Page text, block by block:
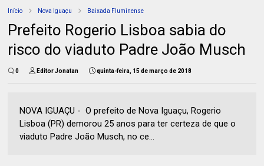
Início Nova Iguaçu Baixada Fluminense
Prefeito Rogerio Lisboa sabia do
risco do viaduto Padre João Musch
0 Editor Jonatan quinta-feira, 15 de março de 2018
NOVA IGUAÇU - O prefeito de Nova Iguaçu, Rogerio
Lisboa (PR) demorou 25 anos para ter certeza de que o
viaduto Padre João Musch, no ce...